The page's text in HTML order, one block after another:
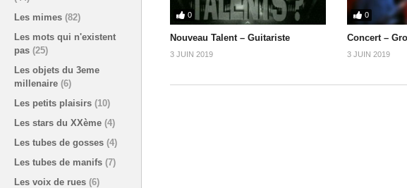
Les mimes (82)
Les mots qui n'existent
pas (25)
Les objets du 3eme
millenaire (6)
Les petits plaisirs (10)
Les stars du XXème (4)
Les tubes de gosses (4)
Les tubes de manifs (7)
Les voix de rues (6)
0
Nouveau Talent – Guitariste
3 JUIN 2019
0
Concert –
3 JUIN 2019